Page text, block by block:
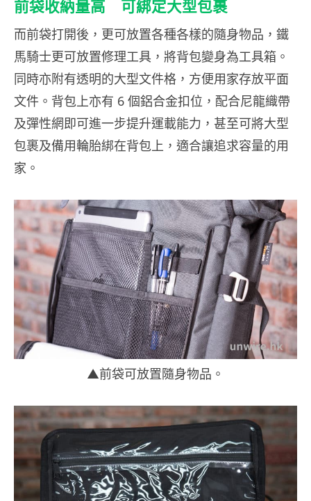
前袋收納量高 可綁定大型包裹
而前袋打開後，更可放置各種各樣的隨身物品，鐵
馬騎士更可放置修理工具，將背包變身為工具箱。
同時亦附有透明的大型文件格，方便用家存放平面
文件。背包上亦有 6 個鋁合金扣位，配合尼龍織帶
及彈性網即可進一步提升運載能力，甚至可將大型
包裹及備用輪胎綁在背包上，適合讓追求容量的用
家。
▲前袋可放置隨身物品。